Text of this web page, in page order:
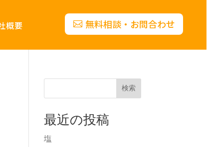
概要 無料相談・お問合わせ
検索
最近の投稿
塩